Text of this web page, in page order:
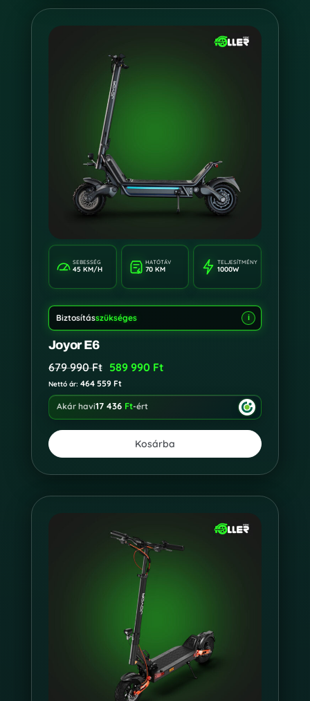
SEBESSÉG
45 KM/H
HATÓTÁV
70 KM
TELJESÍTMÉNY
1000W
Biztosításszükséges i
Joyor E6
679 990Ft 589 990 Ft
Nettó ár: 464 559 Ft
Akár havi17 436 Ft-ért
Kosárba